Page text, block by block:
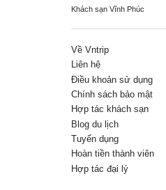
Khách sạn Vĩnh Phúc
Về Vntrip
Liên hệ
Điều khoản sử dụng
Chính sách bảo mật
Hợp tác khách sạn
Blog du lịch
Tuyển dụng
Hoàn tiền thành viên
Hợp tác đại lý